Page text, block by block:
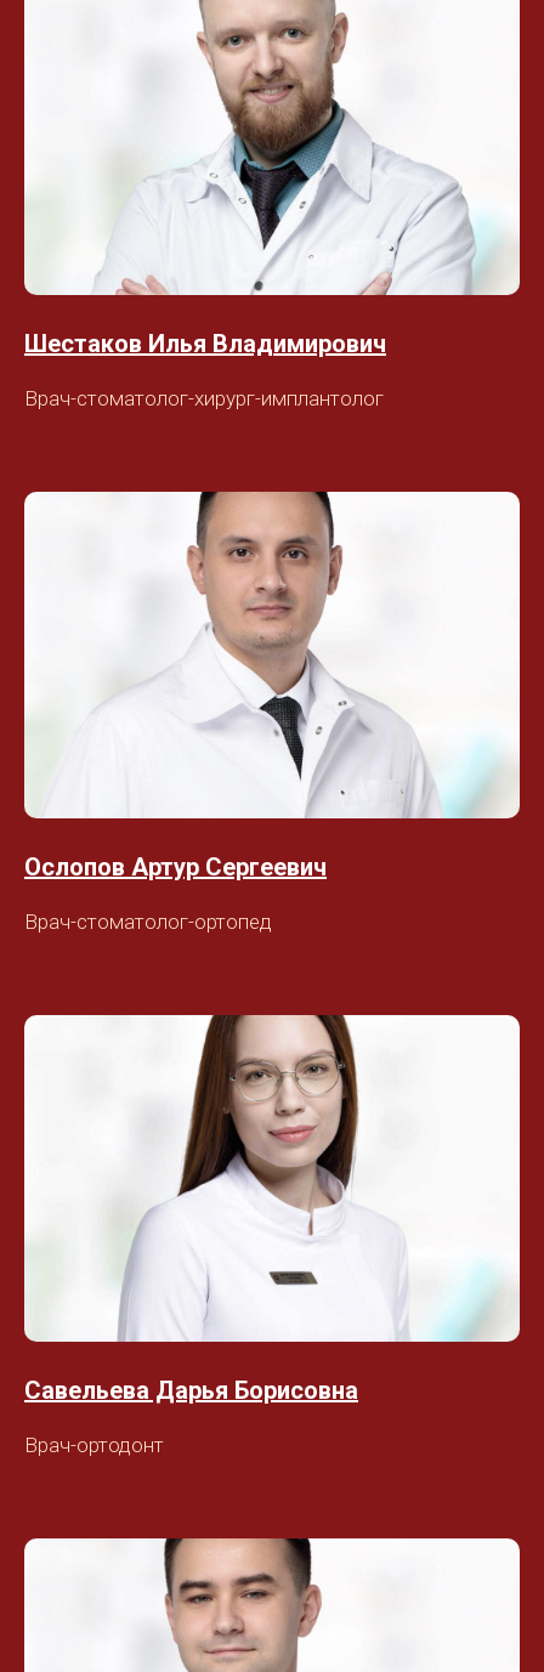
Шестаков Илья Владимирович
Врач-стоматолог-хирург-имплантолог
Ослопов Артур Сергеевич
Врач-стоматолог-ортопед
Савельева Дарья Борисовна
Врач-ортодонт